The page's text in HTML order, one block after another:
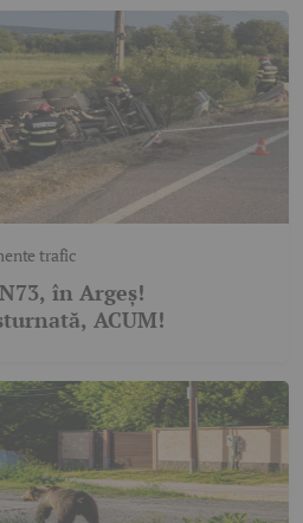
trafic
în Argeș!
ACUM!